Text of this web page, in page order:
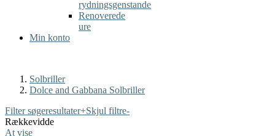
rydningsgenstande
Renoverede
ure
Min konto
Solbriller
Dolce and Gabbana Solbriller
Filter søgeresultater+Skjul filtre-
Rækkevidde
At vise